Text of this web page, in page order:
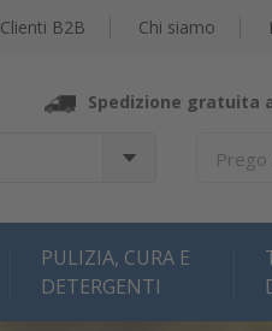
Clienti B2B Chi siamo
Spedizione gratuita
Prego
PULIZIA, CURA E
DETERGENTI